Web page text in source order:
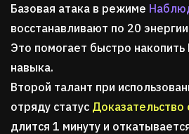
Базовая атака в режиме
восстанавливают по 20
Это помогает быстро
навыка.
Второй талант при
отряду статус Доказательство
длится 1 минуту и